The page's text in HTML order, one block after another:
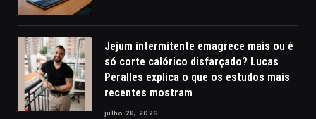
Jejum intermitente emagrece mais ou é
só corte calórico disfarçado? Lucas
Peralles explica o que os estudos mais
recentes mostram
julho 28, 2026